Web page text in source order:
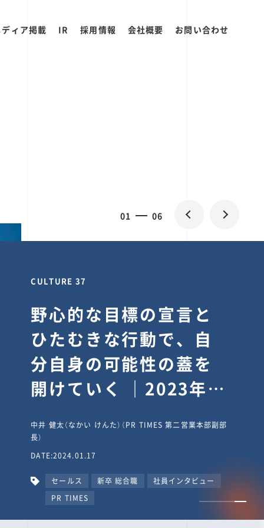
ィア掲載 IR 採用情報 会社概要 お問い合わせ
0 06
CULTURE 30
逆境では自分のスタン
スを変え“予想を裏切
り、期待を超える”【真
輔塾・前編】
山田真輔（やまだ しんすけ）（執行役員 兼 Jooto事業部
長）
DATE:2023.09.08
カルチャー CxO キャリア入社 Jooto